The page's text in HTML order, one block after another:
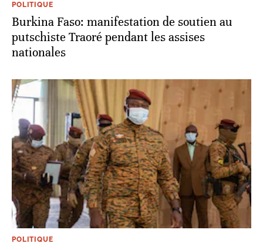
POLITIQUE
Burkina Faso: manifestation de soutien au
putschiste Traoré pendant les assises
nationales
POLITIQUE